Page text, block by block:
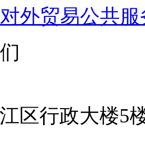
外贸易公共
区行政大楼5